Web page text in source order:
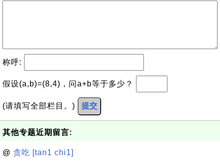
称呼:
假设(a,b)=(8,4)，问a+b等于多少？
(请填写全部栏目。) 提交
其他专题近期留言:
@ 贪吃 [tan1 chi1]